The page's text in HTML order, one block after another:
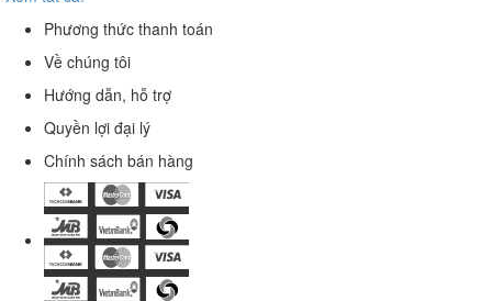
Phương thức thanh toán
Về chúng tôi
Hướng dẫn, hỗ trợ
Quyền lợi đại lý
Chính sách bán hàng